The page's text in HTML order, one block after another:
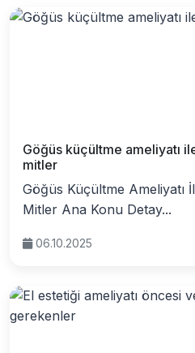
Göğüs küçültme ameliyatı
mitler
Göğüs Küçültme Ameliyatı
Mitler Ana Konu Detay...
06.10.2025